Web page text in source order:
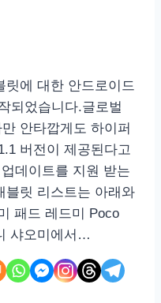
릿에 대한 안드로이드
되었습니다.글로벌
안타깝게도 하이퍼
버전이 제공된다고
데이트를 지원 받는
블릿 리스트는 아래와
패드 레드미 Poco
샤오미에서…